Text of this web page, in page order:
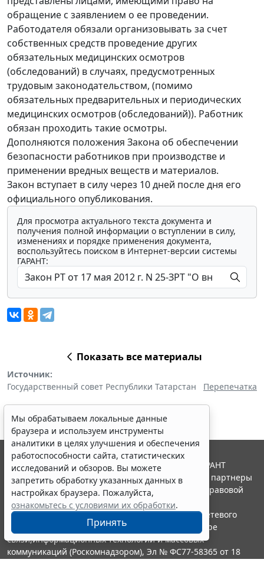
обращение с заявлением о ее проведении.
Работодателя обязали организовывать за счет
собственных средств проведение других
обязательных медицинских осмотров
(обследований) в случаях, предусмотренных
трудовым законодательством, (помимо
обязательных предварительных и периодических
медицинских осмотров (обследований)). Работник
обязан проходить такие осмотры.
Дополняются положения Закона об обеспечении
безопасности работников при производстве и
применении вредных веществ и материалов.
Закон вступает в силу через 10 дней после дня его
официального опубликования.
Для просмотра актуального текста документа и
получения полной информации о вступлении в силу,
изменениях и порядке применения документа,
воспользуйтесь поиском в Интернет-версии системы
ГАРАНТ:
Показать все материалы
Источник:
Государственный совет Республики Татарстан
Перепечатка
Мы обрабатываем локальные данные
браузера и используем инструменты
аналитики в целях улучшения и обеспечения
работоспособности сайта, статистических
исследований и обзоров. Вы можете
запретить обработку указанных данных в
настройках браузера. Пожалуйста,
ознакомьтесь с условиями их обработки.
Принять
© ООО "НПП "ГАРАНТ-СЕРВИС", 2026. Система ГАРАНТ
выпускается с 1990 года. Компания "Гарант" и ее партнеры
являются участниками Российской ассоциации правовой
информации ГАРАНТ.
Портал ГАРАНТ.РУ зарегистрирован в качестве сетевого
издания Федеральной службой по надзору в сфере
связи,информационных технологий и массовых
коммуникаций (Роскомнадзором), Эл № ФС77-58365 от 18